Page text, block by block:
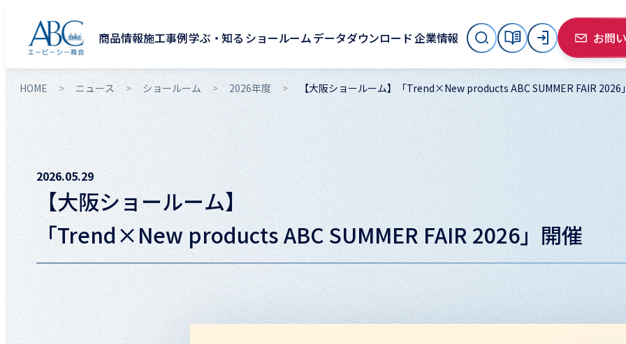
商品情報施工事例学ぶ・知る ショールームデータダウンロード企業情報 お問
HOME ニュース ショールーム 2026年度 【大阪ショールーム】「Trend×New products ABC SUMMER FAIR 2026
2026.05.29
【大阪ショールーム】
「Trend×New products ABC SUMMER FAIR 2026」開催